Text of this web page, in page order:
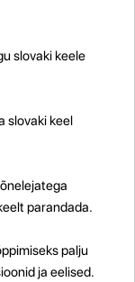
slovaki keele
slovaki keel
parandada.
palju
ja eelised.